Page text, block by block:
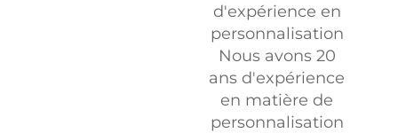
d'expérience en
personnalisation
Nous avons 20
ans d'expérience
en matière de
personnalisation